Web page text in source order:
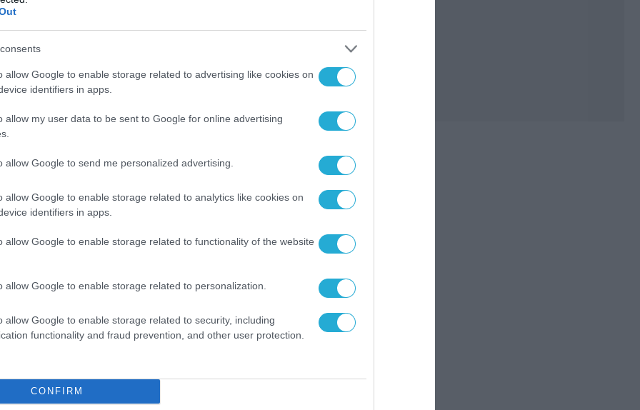
allow Google to enable storage related to advertising like cookies on
identifiers in apps.
allow my user data to be sent to Google for online advertising
allow Google to send me personalized advertising.
allow Google to enable storage related to analytics like cookies on
identifiers in apps.
allow Google to enable storage related to functionality of the website
allow Google to enable storage related to personalization.
allow Google to enable storage related to security, including
functionality and fraud prevention, and other user protection.
CONFIRM
ΑΡΘΡΟ